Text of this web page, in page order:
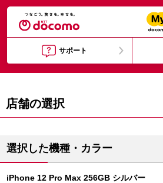
サポート
店舗の選択
選択した機種・カラー
iPhone 12 Pro Max 256GB シルバー